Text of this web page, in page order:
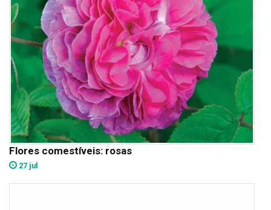
Flores comestíveis: rosas
27 jul